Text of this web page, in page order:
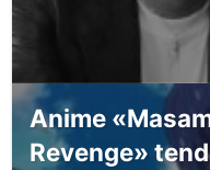
Anime
Revenge»